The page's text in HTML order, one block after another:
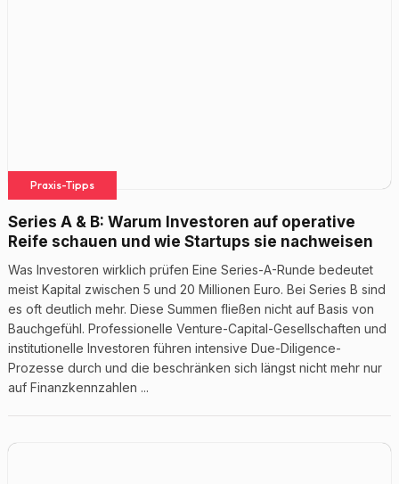
Praxis-Tipps
Series A & B: Warum Investoren auf operative
Reife schauen und wie Startups sie nachweisen
Was Investoren wirklich prüfen Eine Series-A-Runde bedeutet
meist Kapital zwischen 5 und 20 Millionen Euro. Bei Series B sind
es oft deutlich mehr. Diese Summen fließen nicht auf Basis von
Bauchgefühl. Professionelle Venture-Capital-Gesellschaften und
institutionelle Investoren führen intensive Due-Diligence-
Prozesse durch und die beschränken sich längst nicht mehr nur
auf Finanzkennzahlen ...